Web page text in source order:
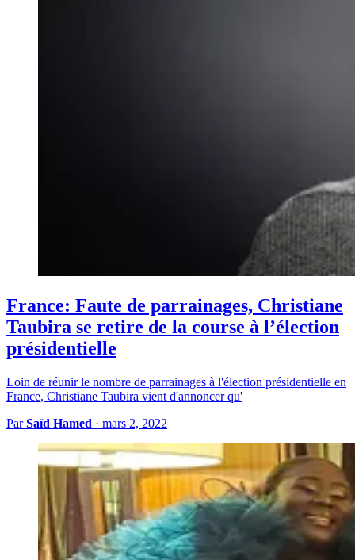
France: Faute de parrainages, Christiane
Taubira se retire de la course à l’élection
présidentielle
Loin de réunir le nombre de parrainages à l'élection présidentielle en
France, Christiane Taubira vient d'annoncer qu'
ParSaïd Hamed · mars 2, 2022